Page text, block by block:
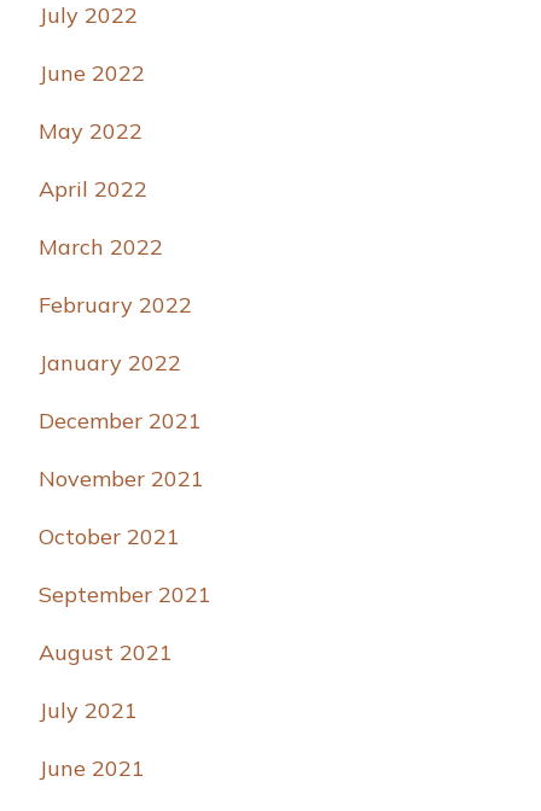
July 2022
June 2022
May 2022
April 2022
March 2022
February 2022
January 2022
December 2021
November 2021
October 2021
September 2021
August 2021
July 2021
June 2021